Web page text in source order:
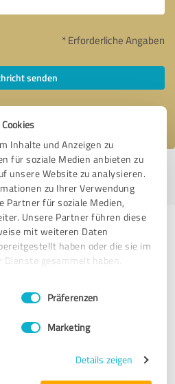
Inhalte und Anzeigen zu
für soziale Medien anbieten zu
unsere Website zu analysieren.
zu Ihrer Verwendung
Partner für soziale Medien,
Unsere Partner führen diese
mit weiteren Daten
haben oder die sie im
Dienste gesammelt haben.
Präferenzen
Marketing
Details zeigen
* Erforderliche Angaben
senden
Aktualisierung: 28.07.2026|Profil
melden
zu weiteren
dem Bereich
GmbH